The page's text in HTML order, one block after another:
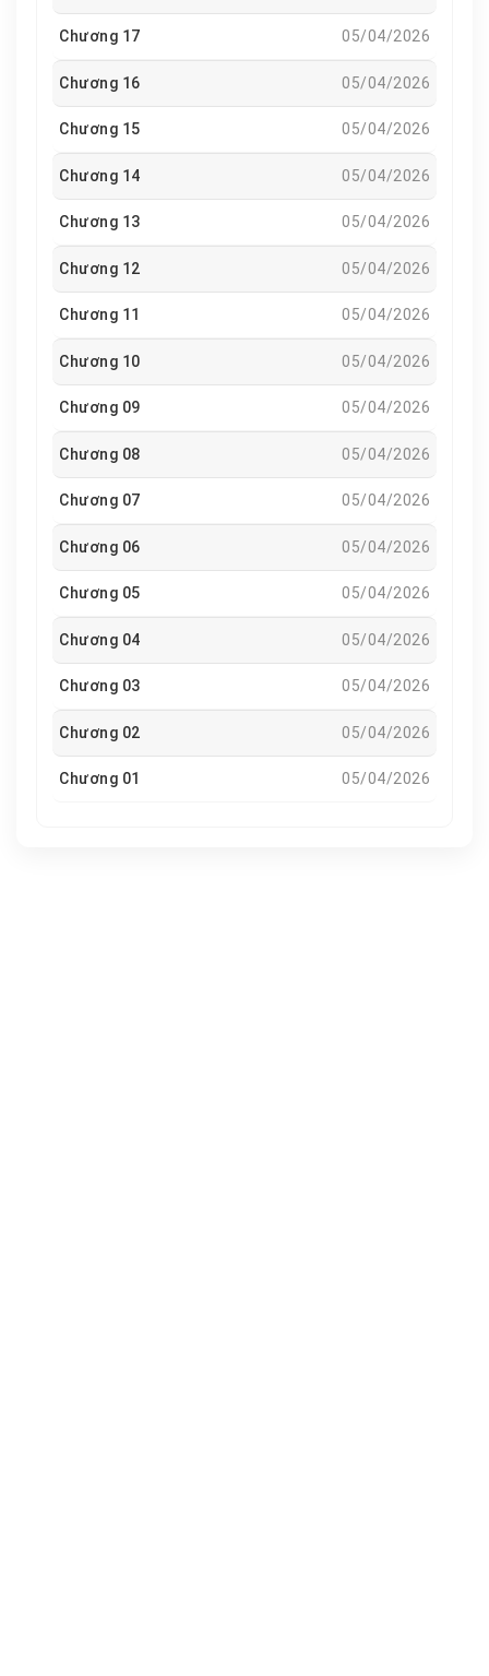
Chương 17 05/04/2026
Chương 16 05/04/2026
Chương 15 05/04/2026
Chương 14 05/04/2026
Chương 13 05/04/2026
Chương 12 05/04/2026
Chương 11 05/04/2026
Chương 10 05/04/2026
Chương 09 05/04/2026
Chương 08 05/04/2026
Chương 07 05/04/2026
Chương 06 05/04/2026
Chương 05 05/04/2026
Chương 04 05/04/2026
Chương 03 05/04/2026
Chương 02 05/04/2026
Chương 01 05/04/2026